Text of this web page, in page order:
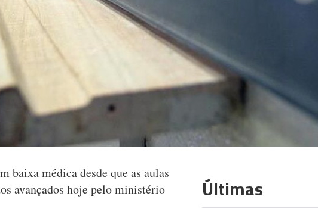
baixa médica desde que as aulas
avançados hoje pelo ministério
Últimas